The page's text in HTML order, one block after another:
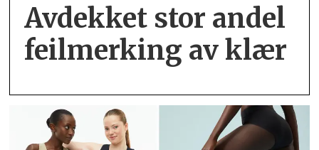
Avdekket stor andel
feil­merking av klær